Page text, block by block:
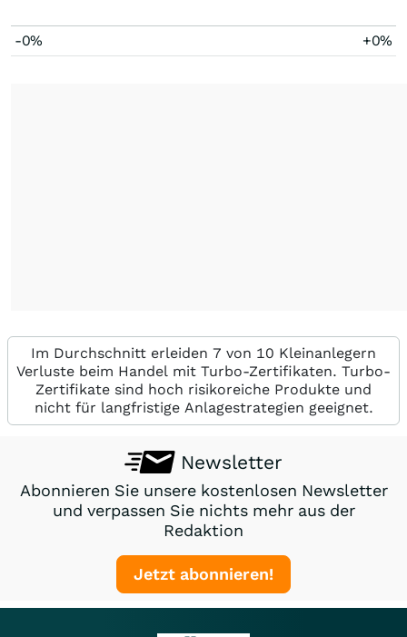
-0% +0%
Im Durchschnitt erleiden 7 von 10 Kleinanlegern
Verluste beim Handel mit Turbo-Zertifikaten. Turbo-
Zertifikate sind hoch risikoreiche Produkte und
nicht für langfristige Anlagestrategien geeignet.
Newsletter
Abonnieren Sie unsere kostenlosen Newsletter
und verpassen Sie nichts mehr aus der
Redaktion
Jetzt abonnieren!